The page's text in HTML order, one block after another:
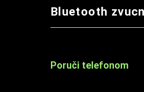
Bluetooth
Poruči telefonom